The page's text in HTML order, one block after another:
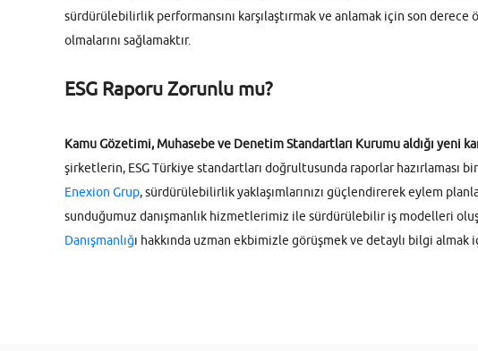
sürdürülebilirlik performansını karşılaştırmak ve anlamak için son
olmalarını sağlamaktır.
ESG Raporu Zorunlu mu?
Kamu Gözetimi, Muhasebe ve Denetim Standartları Kurumu aldığı
şirketlerin, ESG Türkiye standartları doğrultusunda raporlar hazırlaması
Enexion Grup, sürdürülebilirlik yaklaşımlarınızı güçlendirerek eylem
sunduğumuz danışmanlık hizmetlerimiz ile sürdürülebilir iş modelleri
Danışmanlığı hakkında uzman ekbimizle görüşmek ve detaylı bilgi